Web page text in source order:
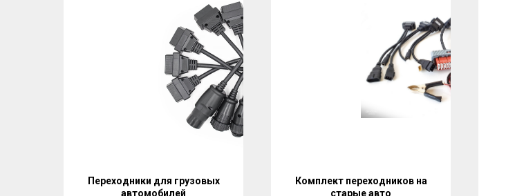
Переходники для грузовых
автомобилей
Комплект переходников на
старые авто